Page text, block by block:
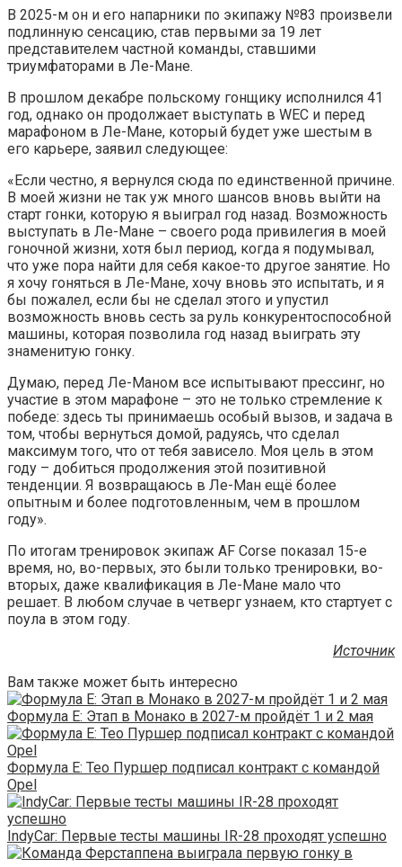
В 2025-м он и его напарники по экипажу №83 произвели
подлинную сенсацию, став первыми за 19 лет
представителем частной команды, ставшими
триумфаторами в Ле-Мане.
В прошлом декабре польскому гонщику исполнился 41
год, однако он продолжает выступать в WEC и перед
марафоном в Ле-Мане, который будет уже шестым в
его карьере, заявил следующее:
«Если честно, я вернулся сюда по единственной причине.
В моей жизни не так уж много шансов вновь выйти на
старт гонки, которую я выиграл год назад. Возможность
выступать в Ле-Мане – своего рода привилегия в моей
гоночной жизни, хотя был период, когда я подумывал,
что уже пора найти для себя какое-то другое занятие. Но
я хочу гоняться в Ле-Мане, хочу вновь это испытать, и я
бы пожалел, если бы не сделал этого и упустил
возможность вновь сесть за руль конкурентоспособной
машины, которая позволила год назад выиграть эту
знаменитую гонку.
Думаю, перед Ле-Маном все испытывают прессинг, но
участие в этом марафоне – это не только стремление к
победе: здесь ты принимаешь особый вызов, и задача в
том, чтобы вернуться домой, радуясь, что сделал
максимум того, что от тебя зависело. Моя цель в этом
году – добиться продолжения этой позитивной
тенденции. Я возвращаюсь в Ле-Ман ещё более
опытным и более подготовленным, чем в прошлом
году».
По итогам тренировок экипаж AF Corse показал 15-е
время, но, во-первых, это были только тренировки, во-
вторых, даже квалификация в Ле-Мане мало что
решает. В любом случае в четверг узнаем, кто стартует с
поула в этом году.
Источник
Вам также может быть интересно
Формула E: Этап в Монако в 2027-м пройдёт 1 и 2 мая
Формула E: Тео Пуршер подписал контракт с командой
Opel
IndyCar: Первые тесты машины IR-28 проходят успешно